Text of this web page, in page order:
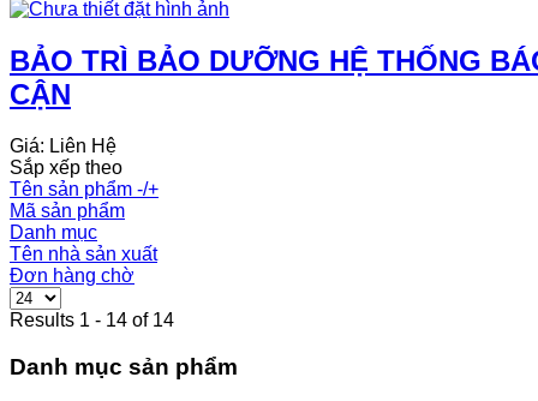
BẢO TRÌ BẢO DƯỠNG HỆ THỐNG
CẬN
Giá: Liên Hệ
Sắp xếp theo
Tên sản phẩm -/+
Mã sản phẩm
Danh mục
Tên nhà sản xuất
Đơn hàng chờ
Results 1 - 14 of 14
Danh mục sản phẩm